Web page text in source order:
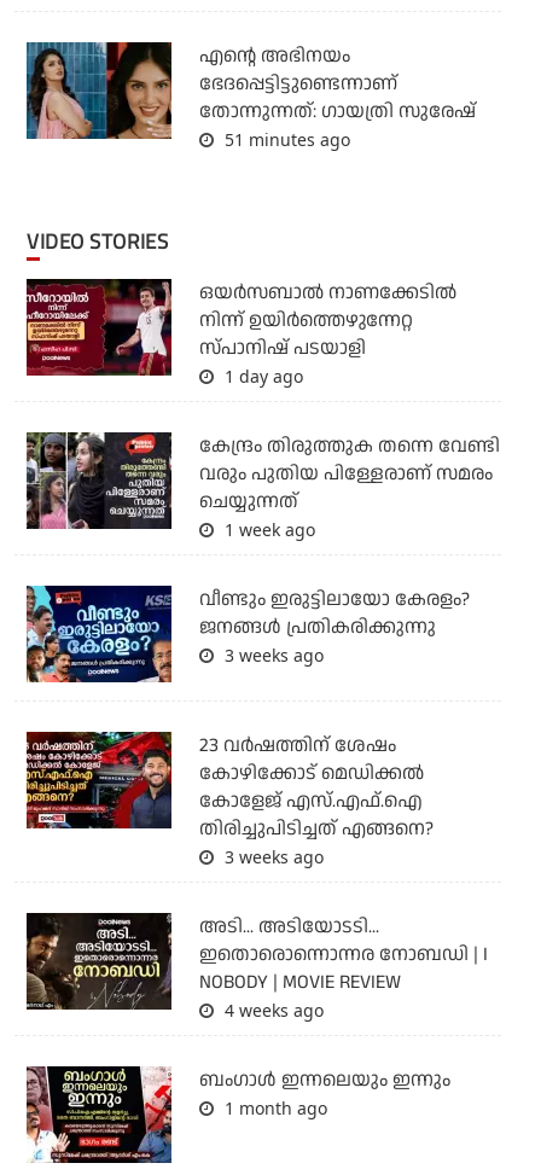
എന്റെ അഭിനയം
ഭേദപ്പെട്ടിട്ടുണ്ടെന്നാണ്
തോന്നുന്നത്: ഗായത്രി സുരേഷ്
51 minutes ago
VIDEO STORIES
ഒയര്‍സബാൽ നാണക്കേടിൽ
നിന്ന് ഉയിർത്തെഴുന്നേറ്റ
സ്പാനിഷ് പടയാളി
1 day ago
കേന്ദ്രം തിരുത്തുക തന്നെ വേണ്ടി
വരും പുതിയ പിള്ളേരാണ് സമരം
ചെയ്യുന്നത്
1 week ago
വീണ്ടും ഇരുട്ടിലായോ കേരളം?
ജനങ്ങൾ പ്രതികരിക്കുന്നു
3 weeks ago
23 വർഷത്തിന് ശേഷം
കോഴിക്കോട് മെഡിക്കൽ
കോളേജ് എസ്.എഫ്.ഐ
തിരിച്ചുപിടിച്ചത് എങ്ങനെ?
3 weeks ago
അടി... അടിയോടടി...
ഇതൊരൊന്നൊന്നര നോബഡി | I
NOBODY | MOVIE REVIEW
4 weeks ago
ബംഗാള്‍ ഇന്നലെയും ഇന്നും
1 month ago